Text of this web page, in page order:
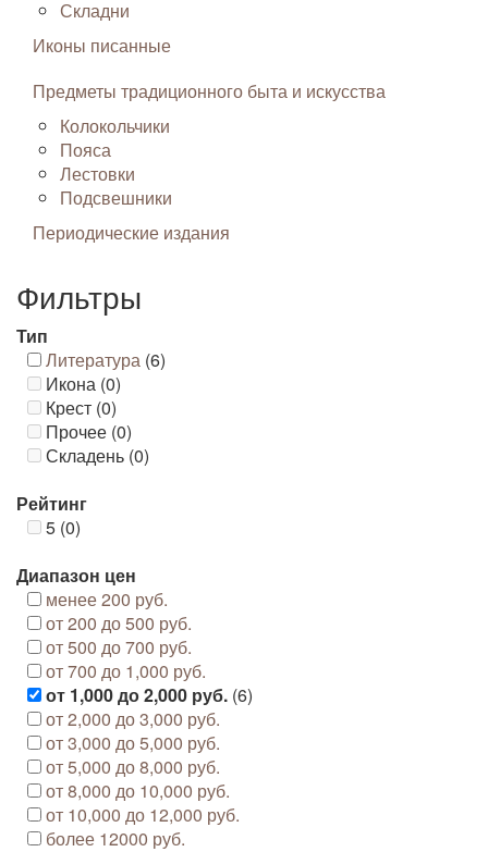
Складни
Иконы писанные
Предметы традиционного быта и искусства
Колокольчики
Пояса
Лестовки
Подсвешники
Периодические издания
Фильтры
Тип
Литература (6)
Икона (0)
Крест (0)
Прочее (0)
Складень (0)
Рейтинг
5 (0)
Диапазон цен
менее 200 руб.
от 200 до 500 руб.
от 500 до 700 руб.
от 700 до 1,000 руб.
от 1,000 до 2,000 руб. (6)
от 2,000 до 3,000 руб.
от 3,000 до 5,000 руб.
от 5,000 до 8,000 руб.
от 8,000 до 10,000 руб.
от 10,000 до 12,000 руб.
более 12000 руб.